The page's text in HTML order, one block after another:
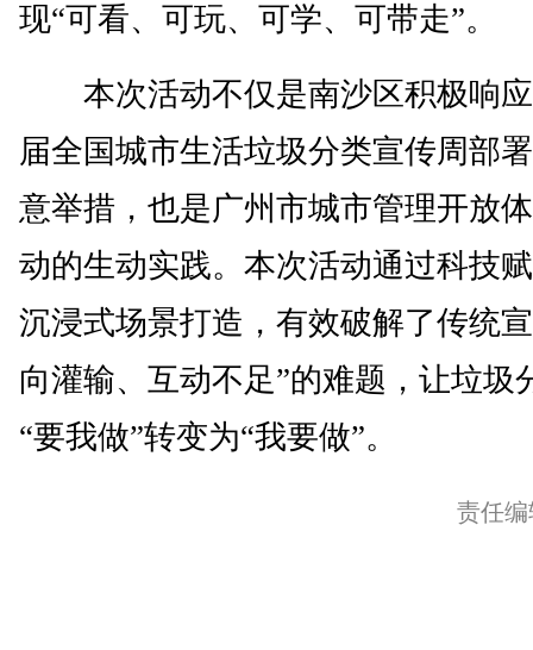
现“可看、可玩、可学、可带走”。
本次活动不仅是南沙区积极响
届全国城市生活垃圾分类宣传周部
意举措，也是广州市城市管理开放
动的生动实践。本次活动通过科技
沉浸式场景打造，有效破解了传统
向灌输、互动不足”的难题，让垃圾
“要我做”转变为“我要做”。
责任